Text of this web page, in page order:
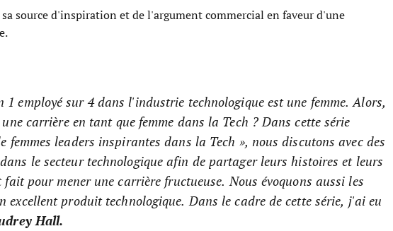
source d'inspiration et de l'argument commercial en faveur d'une
1 employé sur 4 dans l'industrie technologique est une femme. Alors,
carrière en tant que femme dans la Tech ? Dans cette série
femmes leaders inspirantes dans la Tech », nous discutons avec des
le secteur technologique afin de partager leurs histoires et leurs
pour mener une carrière fructueuse. Nous évoquons aussi les
excellent produit technologique. Dans le cadre de cette série, j'ai eu
Hall.